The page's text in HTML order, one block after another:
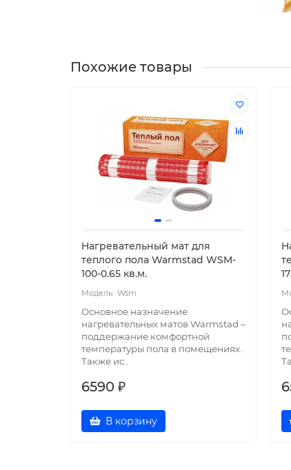
Похожие товары
Нагревательный мат для
теплого пола Warmstad WSM-
100-0.65 кв.м.
Wsm
Основное назначение
нагревательных матов Warmstad –
поддержание комфортной
температуры пола в помещениях.
Также ис..
6590 ₽
В корзину